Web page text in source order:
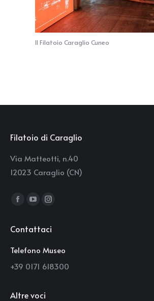
Il Filatoio Caraglio Cuneo
Filatoio di Caraglio
Via Matteotti, n.40
12023 Caraglio (CN)
Find us on:
Facebook
opens
window
YouTube
opens
window
Instagram
opens
window
Contattaci
Telefono Museo
+39 0171 618300
Altre voci